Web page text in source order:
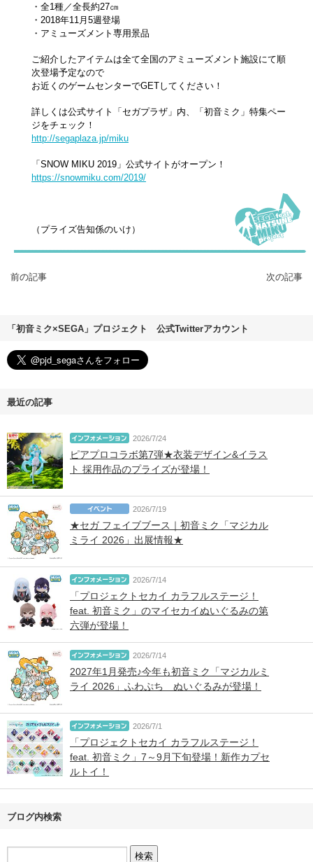
・全1種／全長約27㎝
・2018年11月5週登場
・アミューズメント専用景品
ご紹介したアイテムは全て全国のアミューズメント施設にて順
次登場予定なので
お近くのゲームセンターでGETしてください！
詳しくは公式サイト「セガプラザ」内、「初音ミク」特集ペー
ジをチェック！
http://segaplaza.jp/miku
「SNOW MIKU 2019」公式サイトがオープン！
https://snowmiku.com/2019/
（プライズ告知係のいけ）
前の記事 次の記事
「初音ミク×SEGA」プロジェクト 公式Twitterアカウント
最近の記事
2026/7/24
ピアプロコラボ第7弾★衣装デザイン&イラス
ト 採用作品のプライズが登場！
2026/7/19
★セガ フェイブブース｜初音ミク「マジカル
ミライ 2026」出展情報★
2026/7/14
「プロジェクトセカイ カラフルステージ！
feat. 初音ミク」のマイセカイぬいぐるみの第
六弾が登場！
2026/7/14
2027年1月発売♪今年も初音ミク「マジカルミ
ライ 2026」ふわぷち ぬいぐるみが登場！
2026/7/1
「プロジェクトセカイ カラフルステージ！
feat. 初音ミク」7～9月下旬登場！新作カプセ
ルトイ！
ブログ内検索